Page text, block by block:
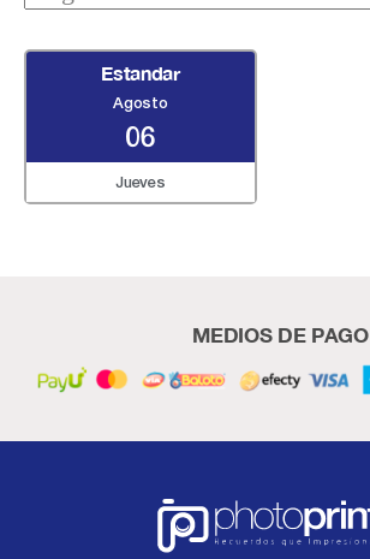
Estandar
Agosto
06
Jueves
MEDIOS DE PAGO